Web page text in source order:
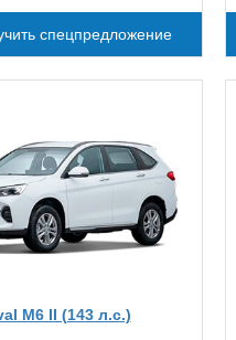
спецпредложение
M6 II (143 л.с.)